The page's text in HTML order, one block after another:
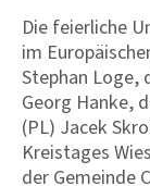
Die feierliche
im
Stephan Loge,
Georg Hanke,
(PL) Jacek
Kreistages
der Gemeinde